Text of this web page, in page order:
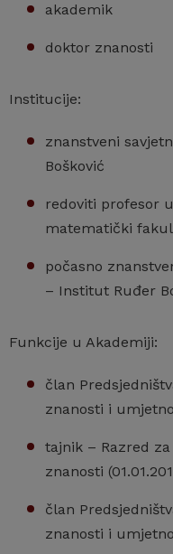
akademik
doktor znanosti
Institucije:
znanstveni
Bošković
redoviti profesor
matematički
počasno
– Institut Ruđer
Funkcije u Akademiji:
član
znanosti i
tajnik – Razred
znanosti
član
znanosti i